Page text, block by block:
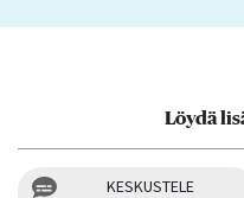
Löydä
KESKUSTELE